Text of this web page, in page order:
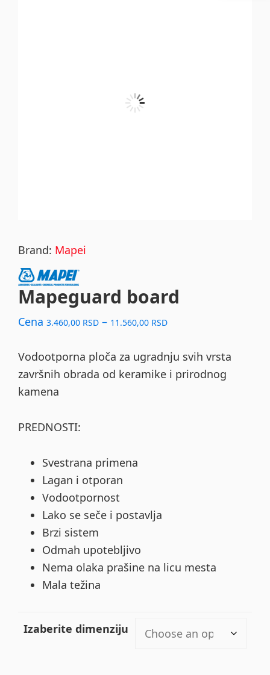
Brand: Mapei
Mapeguard board
Cena 3.460,00 RSD – 11.560,00 RSDPrice
3.460,00 RSD
through
Vodootporna ploča za ugradnju svih vrsta
završnih obrada od keramike i prirodnog
kamena
PREDNOSTI:
Svestrana primena
Lagan i otporan
Vodootpornost
Lako se seče i postavlja
Brzi sistem
Odmah upotebljivo
Nema olaka prašine na licu mesta
Mala težina
Izaberite dimenziju